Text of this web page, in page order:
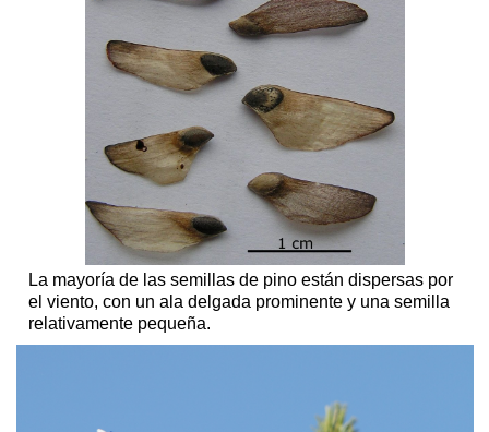
La mayoría de las semillas de pino están dispersas por
el viento, con un ala delgada prominente y una semilla
relativamente pequeña.